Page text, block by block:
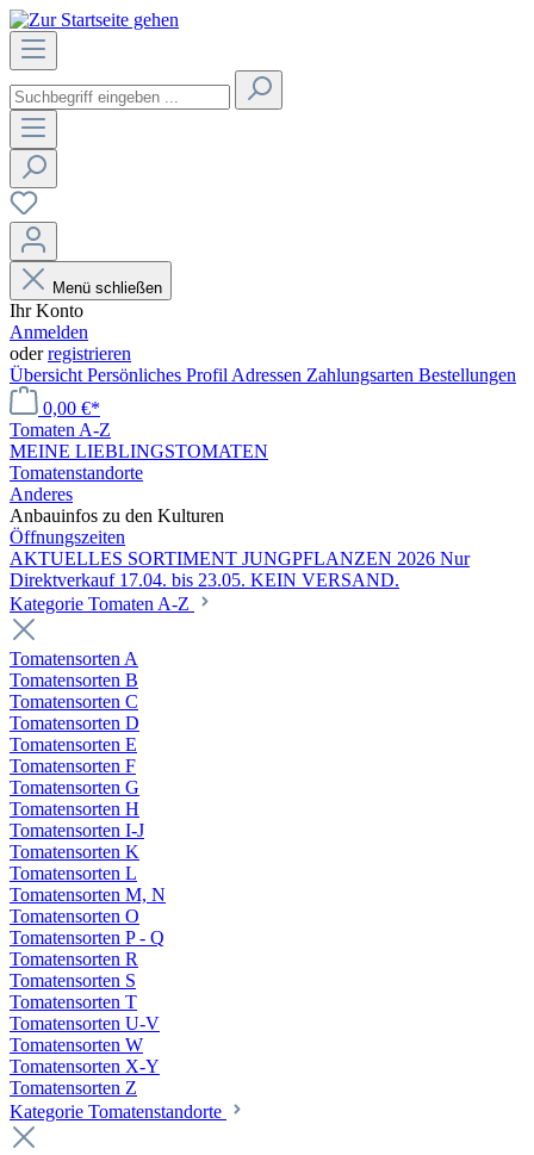
Menü schließen
Ihr Konto
Anmelden
oderregistrieren
Übersicht Persönliches Profil Adressen Zahlungsarten Bestellungen
0,00 €*
Tomaten A-Z
MEINE LIEBLINGSTOMATEN
Tomatenstandorte
Anderes
Anbauinfos zu den Kulturen
Öffnungszeiten
AKTUELLES SORTIMENT JUNGPFLANZEN 2026 Nur
Direktverkauf 17.04. bis 23.05. KEIN VERSAND.
Kategorie Tomaten A-Z
Tomatensorten A
Tomatensorten B
Tomatensorten C
Tomatensorten D
Tomatensorten E
Tomatensorten F
Tomatensorten G
Tomatensorten H
Tomatensorten I-J
Tomatensorten K
Tomatensorten L
Tomatensorten M, N
Tomatensorten O
Tomatensorten P - Q
Tomatensorten R
Tomatensorten S
Tomatensorten T
Tomatensorten U-V
Tomatensorten W
Tomatensorten X-Y
Tomatensorten Z
Kategorie Tomatenstandorte